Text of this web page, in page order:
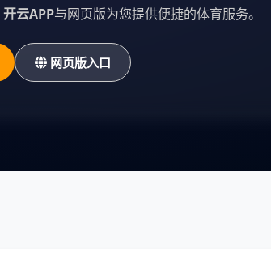
开云APP与网页版为您提供便捷的体育服务。
网页版入口